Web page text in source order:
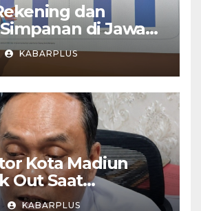
dan
di Jawa
KABARPLUS
Kota Madiun
Out Saat
KABARPLUS